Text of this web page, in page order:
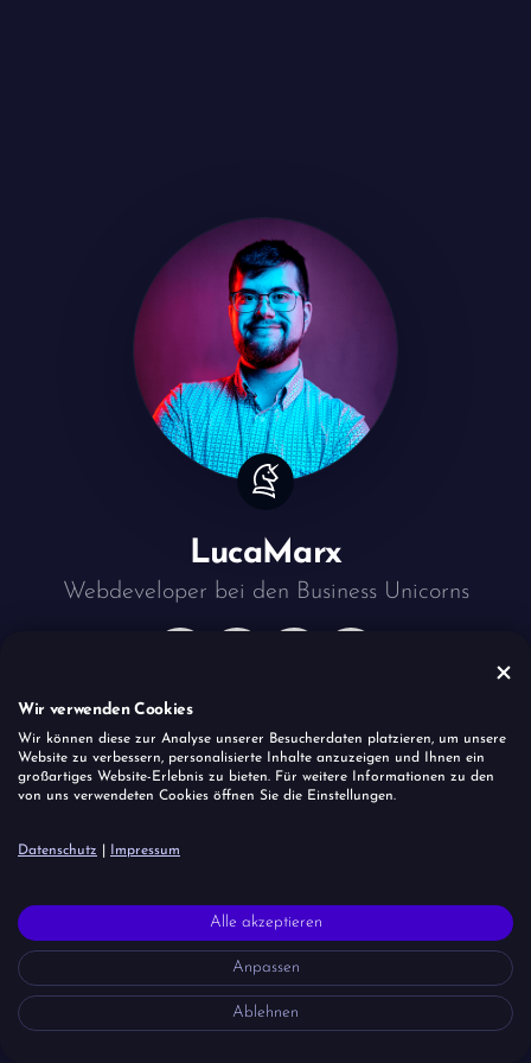
LucaMarx
Webdeveloper bei den Business Unicorns
Website
Wir verwenden Cookies
Wir können diese zur Analyse unserer Besucherdaten platzieren, um unsere
Website zu verbessern, personalisierte Inhalte anzuzeigen und Ihnen ein
großartiges Website-Erlebnis zu bieten. Für weitere Informationen zu den
von uns verwendeten Cookies öffnen Sie die Einstellungen.
Datenschutz Impressum
Alle akzeptieren
Anpassen
Ablehnen